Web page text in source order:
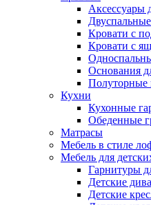
Аксессуары
Кровати с
Кровати с
Основания
Полуторные
Кухни
Кухонные
Обеденные
Матрасы
Мебель в стиле
Мебель для
Гарнитуры
Детские
Детские